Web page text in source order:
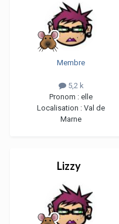
Membre
5,2 k
Pronom : elle
Localisation : Val de
Marne
Lizzy